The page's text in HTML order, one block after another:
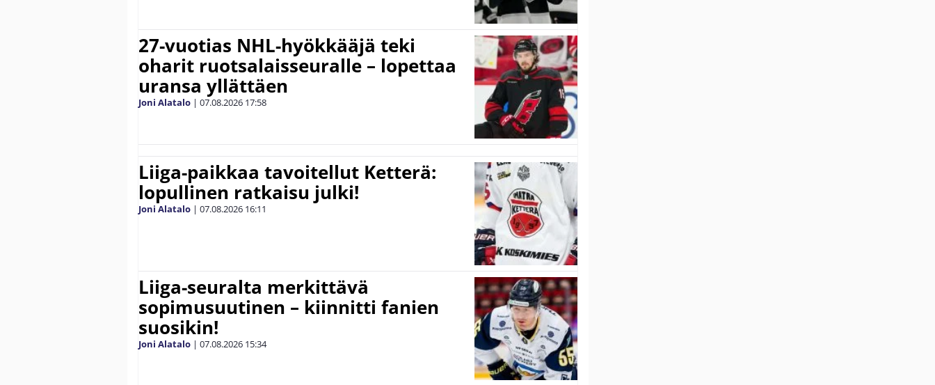
27-vuotias NHL-hyökkääjä teki
oharit ruotsalaisseuralle – lopettaa
uransa yllättäen
Joni Alatalo | 07.08.2026 17:58
Liiga-paikkaa tavoitellut Ketterä:
lopullinen ratkaisu julki!
Joni Alatalo | 07.08.2026 16:11
Liiga-seuralta merkittävä
sopimusuutinen – kiinnitti fanien
suosikin!
Joni Alatalo | 07.08.2026 15:34